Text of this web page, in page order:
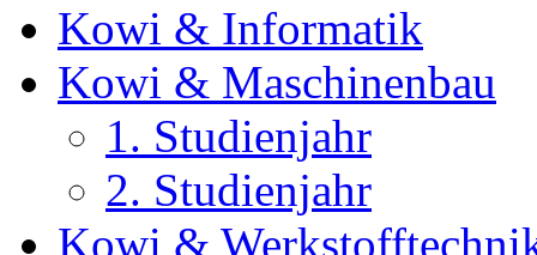
Kowi & Informatik
Kowi & Maschinenbau
1. Studienjahr
2. Studienjahr
Kowi &